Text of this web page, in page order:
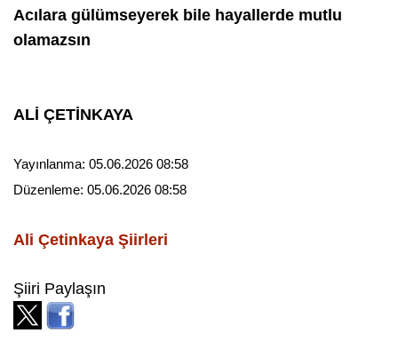
Acılara gülümseyerek bile hayallerde mutlu
olamazsın
ALİ ÇETİNKAYA
Yayınlanma: 05.06.2026 08:58
Düzenleme: 05.06.2026 08:58
Ali Çetinkaya Şiirleri
Şiiri Paylaşın